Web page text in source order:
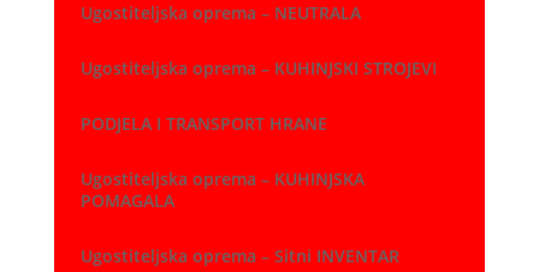
Ugostiteljska oprema – NEUTRALA
Ugostiteljska oprema – KUHINJSKI STROJEVI
PODJELA I TRANSPORT HRANE
Ugostiteljska oprema – KUHINJSKA
POMAGALA
Ugostiteljska oprema – Sitni INVENTAR